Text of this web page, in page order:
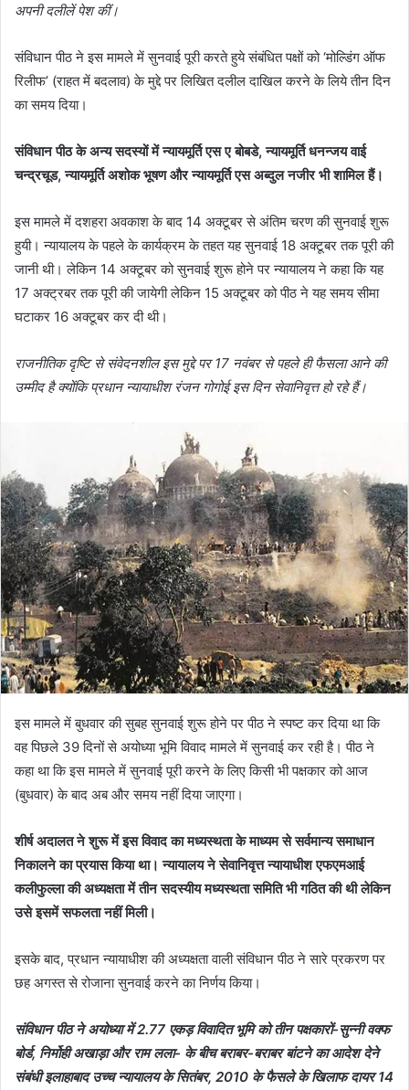
अपनी दलीलें पेश कीं।
संविधान पीठ ने इस मामले में सुनवाई पूरी करते हुये संबंधित पक्षों को ‘मोल्डिंग ऑफ
रिलीफ’ (राहत में बदलाव) के मुद्दे पर लिखित दलील दाखिल करने के लिये तीन दिन
का समय दिया।
संविधान पीठ के अन्य सदस्यों में न्यायमूर्ति एस ए बोबडे, न्यायमूर्ति धनन्जय वाई
चन्द्रचूड, न्यायमूर्ति अशोक भूषण और न्यायमूर्ति एस अब्दुल नजीर भी शामिल हैं।
इस मामले में दशहरा अवकाश के बाद 14 अक्टूबर से अंतिम चरण की सुनवाई शुरू
हुयी। न्यायालय के पहले के कार्यक्रम के तहत यह सुनवाई 18 अक्टूबर तक पूरी की
जानी थी। लेकिन 14 अक्टूबर को सुनवाई शुरू होने पर न्यायालय ने कहा कि यह
17 अक्ट्रबर तक पूरी की जायेगी लेकिन 15 अक्टूबर को पीठ ने यह समय सीमा
घटाकर 16 अक्टूबर कर दी थी।
राजनीतिक दृष्टि से संवेदनशील इस मुद्दे पर 17 नवंबर से पहले ही फैसला आने की
उम्मीद है क्योंकि प्रधान न्यायाधीश रंजन गोगोई इस दिन सेवानिवृत्त हो रहे हैं।
इस मामले में बुधवार की सुबह सुनवाई शुरू होने पर पीठ ने स्पष्ट कर दिया था कि
वह पिछले 39 दिनों से अयोध्या भूमि विवाद मामले में सुनवाई कर रही है। पीठ ने
कहा था कि इस मामले में सुनवाई पूरी करने के लिए किसी भी पक्षकार को आज
(बुधवार) के बाद अब और समय नहीं दिया जाएगा।
शीर्ष अदालत ने शुरू में इस विवाद का मध्यस्थता के माध्यम से सर्वमान्य समाधान
निकालने का प्रयास किया था। न्यायालय ने सेवानिवृत्त न्यायाधीश एफएमआई
कलीफुल्ला की अध्यक्षता में तीन सदस्यीय मध्यस्थता समिति भी गठित की थी लेकिन
उसे इसमें सफलता नहीं मिली।
इसके बाद, प्रधान न्यायाधीश की अध्यक्षता वाली संविधान पीठ ने सारे प्रकरण पर
छह अगस्त से रोजाना सुनवाई करने का निर्णय किया।
संविधान पीठ ने अयोध्या में 2.77 एकड़ विवादित भूमि को तीन पक्षकारों-सुन्नी वक्फ
बोर्ड, निर्मोही अखाड़ा और राम लला- के बीच बराबर-बराबर बांटने का आदेश देने
संबंधी इलाहाबाद उच्च न्यायालय के सितंबर, 2010 के फैसले के खिलाफ दायर 14